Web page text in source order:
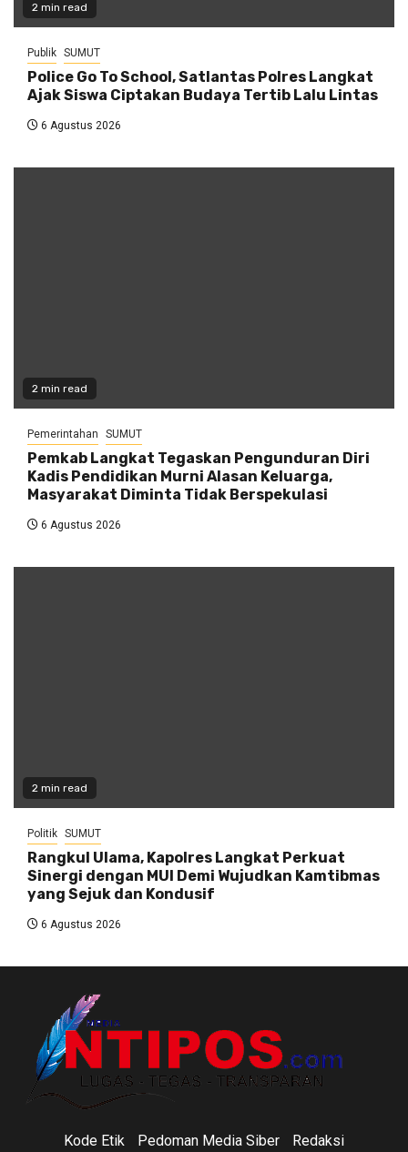
2 min read
Publik SUMUT
Police Go To School, Satlantas Polres Langkat
Ajak Siswa Ciptakan Budaya Tertib Lalu Lintas
6 Agustus 2026
2 min read
Pemerintahan SUMUT
Pemkab Langkat Tegaskan Pengunduran Diri
Kadis Pendidikan Murni Alasan Keluarga,
Masyarakat Diminta Tidak Berspekulasi
6 Agustus 2026
2 min read
Politik SUMUT
Rangkul Ulama, Kapolres Langkat Perkuat
Sinergi dengan MUI Demi Wujudkan Kamtibmas
yang Sejuk dan Kondusif
6 Agustus 2026
Kode Etik Pedoman Media Siber Redaksi